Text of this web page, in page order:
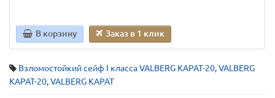
В корзину Заказ в 1 клик
Взломостойкий сейф I класса VALBERG КАРАТ-20,VALBERG
КАРАТ-20,VALBERG КАРАТ